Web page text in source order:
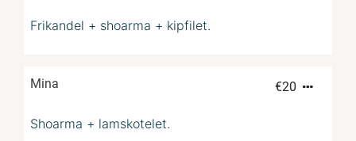
Frikandel + shoarma + kipfilet.
Mina €20
Shoarma + lamskotelet.